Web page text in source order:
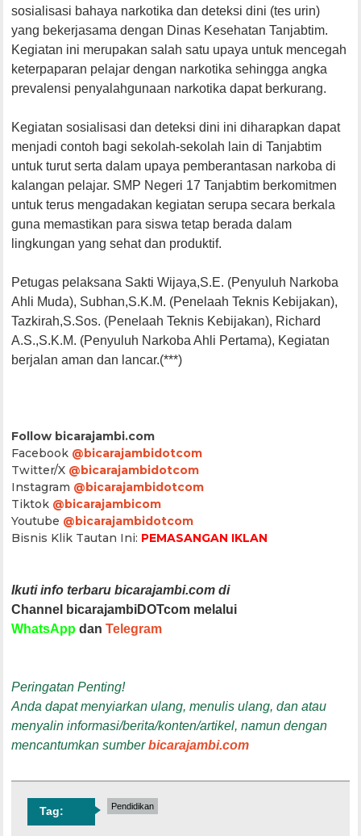
sosialisasi bahaya narkotika dan deteksi dini (tes urin)
yang bekerjasama dengan Dinas Kesehatan Tanjabtim.
Kegiatan ini merupakan salah satu upaya untuk mencegah
keterpaparan pelajar dengan narkotika sehingga angka
prevalensi penyalahgunaan narkotika dapat berkurang.
Kegiatan sosialisasi dan deteksi dini ini diharapkan dapat
menjadi contoh bagi sekolah-sekolah lain di Tanjabtim
untuk turut serta dalam upaya pemberantasan narkoba di
kalangan pelajar. SMP Negeri 17 Tanjabtim berkomitmen
untuk terus mengadakan kegiatan serupa secara berkala
guna memastikan para siswa tetap berada dalam
lingkungan yang sehat dan produktif.
Petugas pelaksana Sakti Wijaya,S.E. (Penyuluh Narkoba
Ahli Muda), Subhan,S.K.M. (Penelaah Teknis Kebijakan),
Tazkirah,S.Sos. (Penelaah Teknis Kebijakan), Richard
A.S.,S.K.M. (Penyuluh Narkoba Ahli Pertama), Kegiatan
berjalan aman dan lancar.(***)
Follow bicarajambi.com
Facebook @bicarajambidotcom
Twitter/X @bicarajambidotcom
Instagram @bicarajambidotcom
Tiktok @bicarajambicom
Youtube @bicarajambidotcom
Bisnis Klik Tautan Ini: PEMASANGAN IKLAN
Ikuti info terbaru bicarajambi.com di
Channel bicarajambiDOTcom melalui
WhatsApp danTelegram
Peringatan Penting!
Anda dapat menyiarkan ulang, menulis ulang, dan atau
menyalin informasi/berita/konten/artikel, namun dengan
mencantumkan sumberbicarajambi.com
Tag: Pendidikan